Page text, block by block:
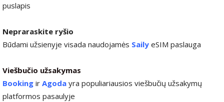
puslapis
Nepraraskite ryšio
Būdami užsienyje visada naudojamės Saily eSIM paslauga
Viešbučio užsakymas
Booking ir Agoda yra populiariausios viešbučių užsakymų
platformos pasaulyje